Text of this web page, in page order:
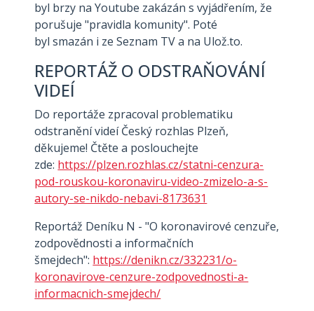
byl brzy na Youtube zakázán s vyjádřením, že
porušuje "pravidla komunity". Poté
byl smazán i ze Seznam TV a na Ulož.to.
REPORTÁŽ O ODSTRAŇOVÁNÍ
VIDEÍ
Do reportáže zpracoval problematiku
odstranění videí Český rozhlas Plzeň,
děkujeme! Čtěte a poslouchejte
zde: https://plzen.rozhlas.cz/statni-cenzura-
pod-rouskou-koronaviru-video-zmizelo-a-s-
autory-se-nikdo-nebavi-8173631
Reportáž Deníku N - "O koronavirové cenzuře,
zodpovědnosti a informačních
šmejdech": https://denikn.cz/332231/o-
koronavirove-cenzure-zodpovednosti-a-
informacnich-smejdech/